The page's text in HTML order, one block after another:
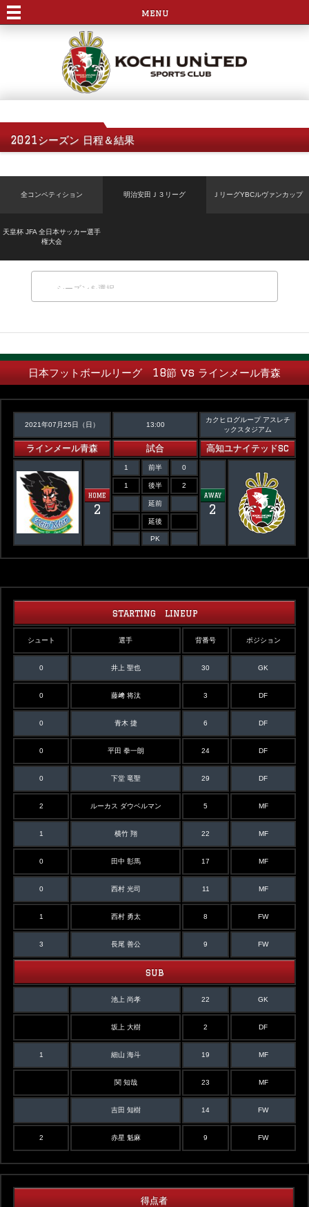
menu
2021シーズン 日程＆結果
全コンペティション 明治安田Ｊ３リーグ ＪリーグYBCルヴァンカップ
天皇杯 JFA 全日本サッカー選手
権大会
日本フットボールリーグ 18節 vs ラインメール青森
2021年07月25日（日） 13:00
カクヒログループ アスレチ
ックスタジアム
ラインメール青森 試合 高知ユナイテッドSC
HOME
2
1 前半 0
AWAY
2
1 後半 2
延前
延後
PK
STARTING LINEUP
シュート 選手 背番号 ポジション
0 井上 聖也 30 GK
0 藤﨑 将汰 3 DF
0 青木 捷 6 DF
0 平田 拳一朗 24 DF
0 下堂 竜聖 29 DF
2 ルーカス ダウベルマン 5 MF
1 横竹 翔 22 MF
0 田中 彰馬 17 MF
0 西村 光司 11 MF
1 西村 勇太 8 FW
3 長尾 善公 9 FW
SUB
池上 尚孝 22 GK
坂上 大樹 2 DF
1 細山 海斗 19 MF
関 知哉 23 MF
吉田 知樹 14 FW
2 赤星 魁麻 9 FW
得点者